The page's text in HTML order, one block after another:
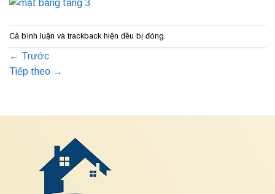
Cả bình luận và trackback hiện đều bị đóng.
← Trước
Tiếp theo →